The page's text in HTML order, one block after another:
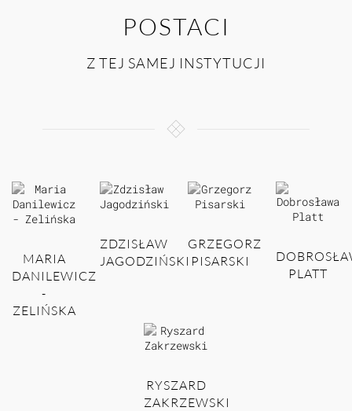
POSTACI
Z TEJ SAMEJ INSTYTUCJI
MARIA
DANILEWICZ
-
ZELIŃSKA
ZDZISŁAW
JAGODZIŃSKI
GRZEGORZ
PISARSKI
PLATT
RYSZARD
ZAKRZEWSKI